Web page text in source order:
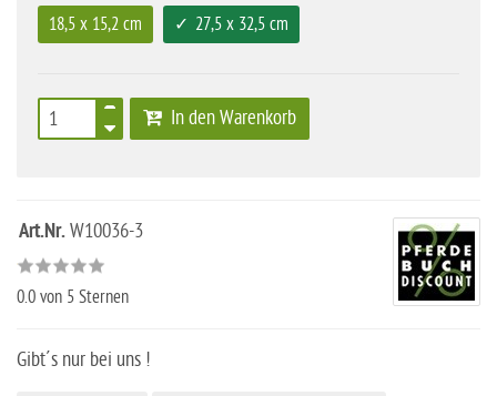
18,5 x 15,2 cm 27,5 x 32,5 cm
In den Warenkorb
Art.Nr.W10036-3
0.0 von 5 Sternen
Gibt´s nur bei uns !